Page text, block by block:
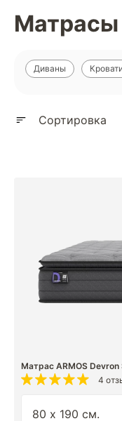
Матрасы
Диваны
Сортировка
Матрас ARMOS Devron
4